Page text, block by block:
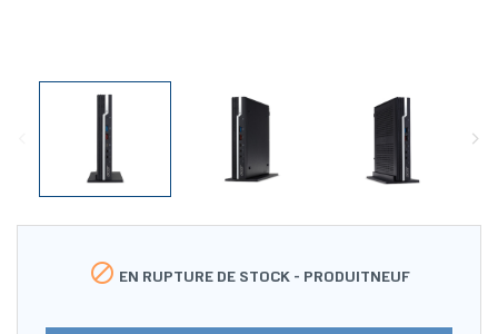
 EN RUPTURE DE STOCK - PRODUITNEUF